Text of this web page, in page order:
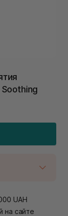
Soothing
UAH
на сайте